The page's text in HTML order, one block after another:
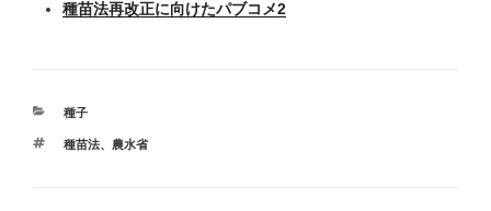
種苗法再改正に向けたパブコメ2
カ
ゴ
種子
タ
種苗法、 農水省